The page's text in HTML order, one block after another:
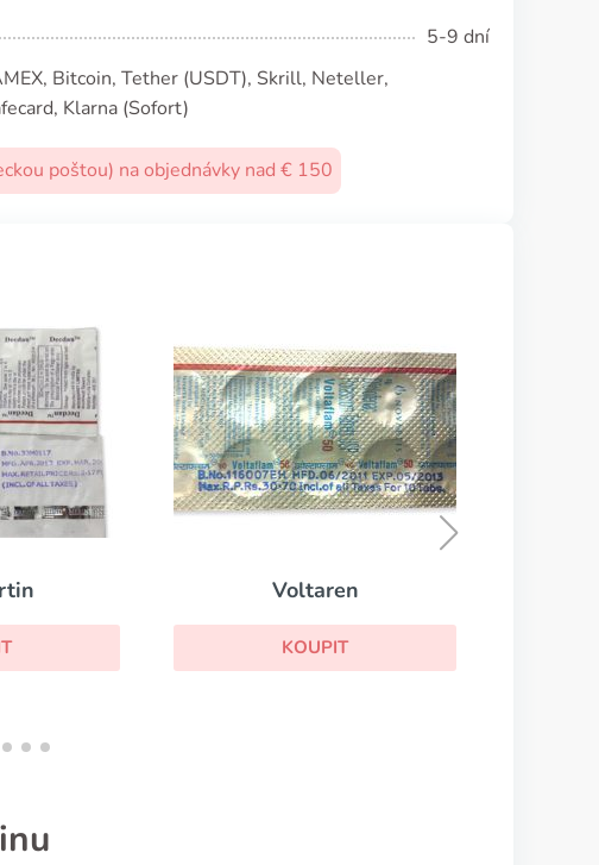
5-9 dní
Bitcoin, Tether (USDТ), Skrill, Neteller,
Klarna (Sofort)
poštou) na objednávky nad € 150
Naprosyn